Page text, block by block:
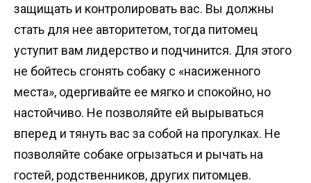
защищать и контролировать вас. Вы должны
стать для нее авторитетом, тогда питомец
уступит вам лидерство и подчинится. Для этого
не бойтесь сгонять собаку с «насиженного
места», одергивайте ее мягко и спокойно, но
настойчиво. Не позволяйте ей вырываться
вперед и тянуть вас за собой на прогулках. Не
позволяйте собаке огрызаться и рычать на
гостей, родственников, других питомцев.